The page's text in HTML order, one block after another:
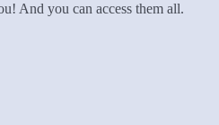
And you can access them all.